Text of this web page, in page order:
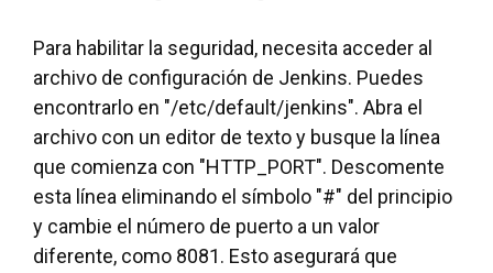
Para habilitar la seguridad, necesita acceder al
archivo de configuración de Jenkins. Puedes
encontrarlo en "/etc/default/jenkins". Abra el
archivo con un editor de texto y busque la línea
que comienza con "HTTP_PORT". Descomente
esta línea eliminando el símbolo "#" del principio
y cambie el número de puerto a un valor
diferente, como 8081. Esto asegurará que